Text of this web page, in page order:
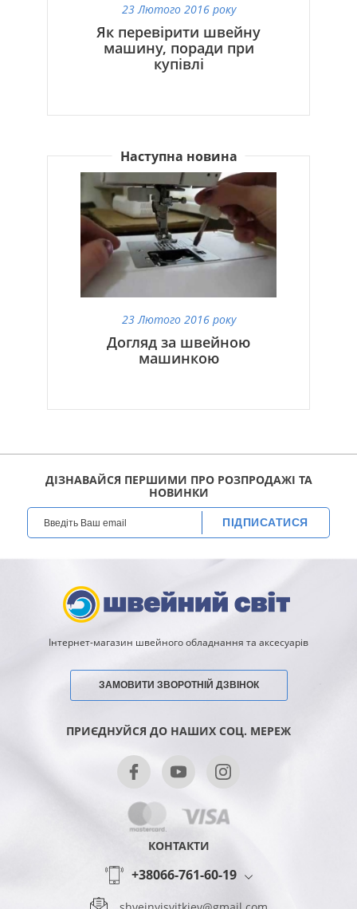
23 Лютого 2016 року
Як перевірити швейну
машину, поради при
купівлі
Наступна новина
23 Лютого 2016 року
Догляд за швейною
машинкою
ДІЗНАВАЙСЯ ПЕРШИМИ ПРО РОЗПРОДАЖІ ТА
НОВИНКИ
ПІДПИСАТИСЯ
Інтернет-магазин швейного обладнання та аксесуарів
ЗАМОВИТИ ЗВОРОТНІЙ ДЗВІНОК
ПРИЄДНУЙСЯ ДО НАШИХ СОЦ. МЕРЕЖ
КОНТАКТИ
+38066-761-60-19